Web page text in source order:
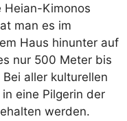
Heian-Kimonos
man es im
Haus hinunter auf
nur 500 Meter bis
aller kulturellen
eine Pilgerin der
werden.